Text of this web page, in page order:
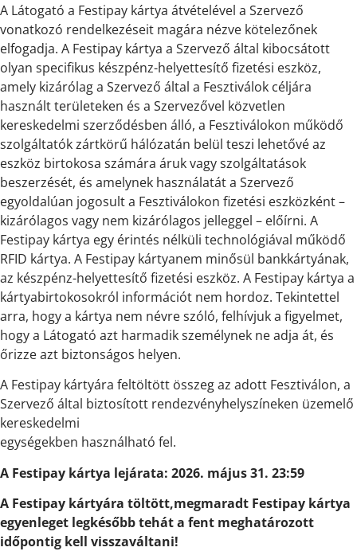
A Látogató a Festipay kártya átvételével a Szervező
vonatkozó rendelkezéseit magára nézve kötelezőnek
elfogadja. A Festipay kártya a Szervező által kibocsátott
olyan specifikus készpénz-helyettesítő fizetési eszköz,
amely kizárólag a Szervező által a Fesztiválok céljára
használt területeken és a Szervezővel közvetlen
kereskedelmi szerződésben álló, a Fesztiválokon működő
szolgáltatók zártkörű hálózatán belül teszi lehetővé az
eszköz birtokosa számára áruk vagy szolgáltatások
beszerzését, és amelynek használatát a Szervező
egyoldalúan jogosult a Fesztiválokon fizetési eszközként –
kizárólagos vagy nem kizárólagos jelleggel – előírni. A
Festipay kártya egy érintés nélküli technológiával működő
RFID kártya. A Festipay kártyanem minősül bankkártyának,
az készpénz-helyettesítő fizetési eszköz. A Festipay kártya a
kártyabirtokosokról információt nem hordoz. Tekintettel
arra, hogy a kártya nem névre szóló, felhívjuk a figyelmet,
hogy a Látogató azt harmadik személynek ne adja át, és
őrizze azt biztonságos helyen.
A Festipay kártyára feltöltött összeg az adott Fesztiválon, a
Szervező által biztosított rendezvényhelyszíneken üzemelő
kereskedelmi
egységekben használható fel.
A Festipay kártya lejárata: 2026. május 31. 23:59
A Festipay kártyára töltött,megmaradt Festipay kártya
egyenleget legkésőbb tehát a fent meghatározott
időpontig kell visszaváltani!